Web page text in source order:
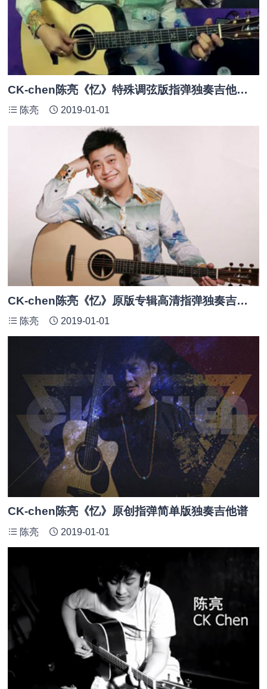
CK-chen陈亮《忆》特殊调弦版指弹独奏吉他谱_附PDF及GTP谱
陈亮 2019-01-01
CK-chen陈亮《忆》原版专辑高清指弹独奏吉他谱_附PDF谱
陈亮 2019-01-01
CK-chen陈亮《忆》原创指弹简单版独奏吉他谱
陈亮 2019-01-01